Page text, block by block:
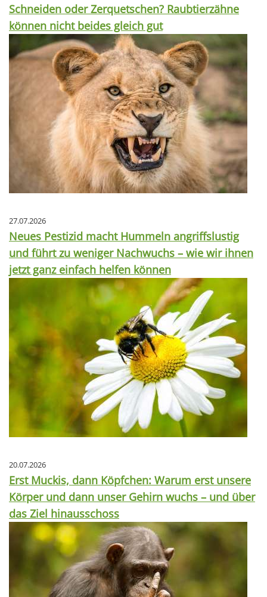
Schneiden oder Zerquetschen? Raubtierzähne
können nicht beides gleich gut
27.07.2026
Neues Pestizid macht Hummeln angriffslustig
und führt zu weniger Nachwuchs – wie wir ihnen
jetzt ganz einfach helfen können
20.07.2026
Erst Muckis, dann Köpfchen: Warum erst unsere
Körper und dann unser Gehirn wuchs – und über
das Ziel hinausschoss